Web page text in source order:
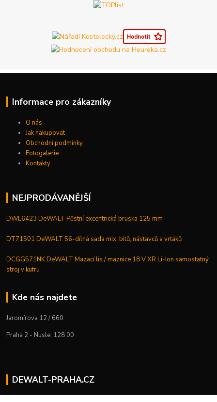
Informace pro zákazníky
O nás
Jak nakupovat
Obchodní podmínky
Fotogalerie
Kontakty
NEJPRODÁVANĚJŠÍ
DWE6423 DeWALT Pěstní excentrická bruska 125 mm
DT71501 DeWALT 56-dílná sada mix, bitů, nástavců a vrtáků
DCGG571NK DeWALT Mazací lis / maznice 18 V XR Li-Ion samostatný
stroj v kufru
Kde nás najdete
Jaromírova 12 / 660
Praha 2 - Nusle, 128 00
DEWALT-PRAHA.CZ